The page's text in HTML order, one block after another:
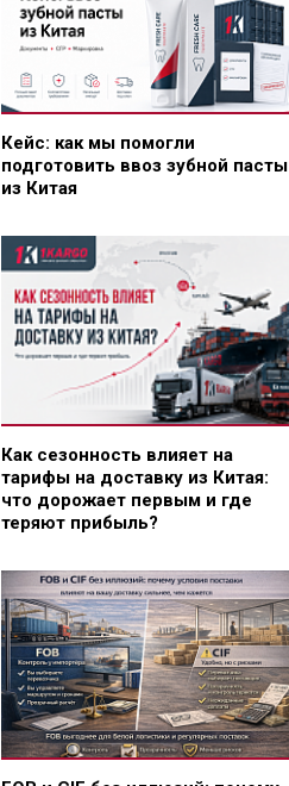
Кейс: как мы помогли
подготовить ввоз зубной пасты
из Китая
Как сезонность влияет на
тарифы на доставку из Китая:
что дорожает первым и где
теряют прибыль?